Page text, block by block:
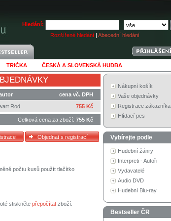
Hledání:
Rozšířené hledání | Abecední hledání
TRIČKA ČESKÁ A SLOVENSKÁ HUDBA
cena vč. DPH
Rod 755 Kč
Celková cena za zboží: 755 Kč
počtu kusů použít tlačítko
stiskněte přepočítat zboží.
Nákupní košík
Vaše objednávky
Registrace zákazníka
Hlídací pes
Vybírejte podle
Hudební žánry
Interpreti - Autoři
Vydavatelé
Audio DVD
Hudební Blu-ray
Bestseller ČR